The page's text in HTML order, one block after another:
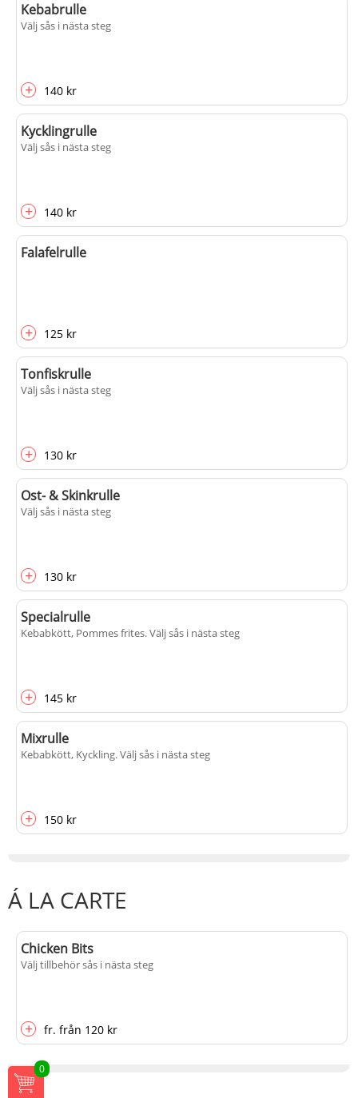
0
Kebabrulle
Välj sås i nästa steg
+ 140 kr
Kycklingrulle
Välj sås i nästa steg
+ 140 kr
Falafelrulle
+ 125 kr
Tonfiskrulle
Välj sås i nästa steg
+ 130 kr
Ost- & Skinkrulle
Välj sås i nästa steg
+ 130 kr
Specialrulle
Kebabkött, Pommes frites. Välj sås i nästa steg
+ 145 kr
Mixrulle
Kebabkött, Kyckling. Välj sås i nästa steg
+ 150 kr
Á LA CARTE
Chicken Bits
Välj tillbehör sås i nästa steg
+ fr. från 120 kr